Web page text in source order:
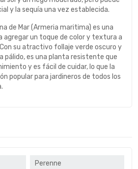
y la sequía una vez establecida.
de Mar (Armeria maritima) es una
agregar un toque de color y textura a
su atractivo follaje verde oscuro y
pálido, es una planta resistente que
y es fácil de cuidar, lo que la
popular para jardineros de todos los
Perenne